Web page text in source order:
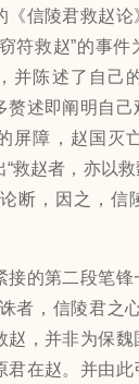
信陵君救赵论
符救赵”的事
并陈述了自己
赘述即阐明自
屏障，赵国灭
“救赵者，亦以
断，因之，信
的第二段笔锋
者，信陵君之
赵，并非为保魏
君在赵。并由